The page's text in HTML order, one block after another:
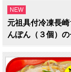
NEW
元祖具付冷凍長
んぽん（３個）